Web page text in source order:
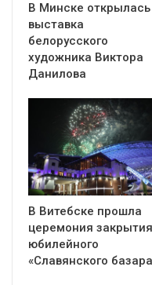
В Минске открылась
выставка
белорусского
художника Виктора
Данилова
В Витебске прошла
церемония закрытия
юбилейного
«Славянского